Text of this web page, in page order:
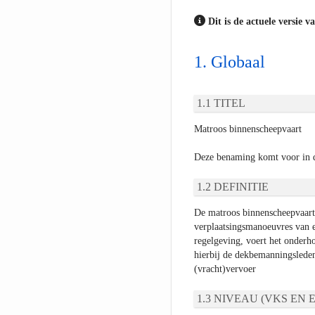
Dit is de actuele versie
Globaal
TITEL
Matroos binnenscheepvaart
Deze benaming komt voor in
DEFINITIE
De matroos
verplaatsingsmanoeuvres
regelgeving, voert het
hierbij de
(vracht)vervoer
NIVEAU (VKS EN